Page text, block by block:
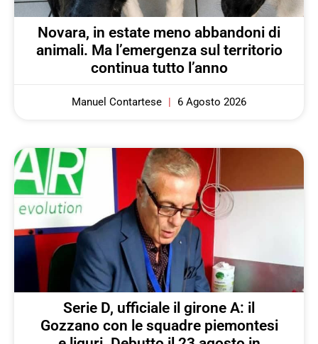
Novara, in estate meno abbandoni di
animali. Ma l’emergenza sul territorio
continua tutto l’anno
Manuel Contartese 6 Agosto 2026
Serie D, ufficiale il girone A: il
Gozzano con le squadre piemontesi